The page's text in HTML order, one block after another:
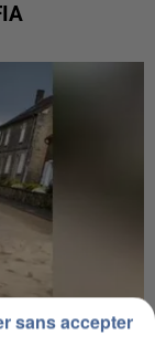
sans accepter